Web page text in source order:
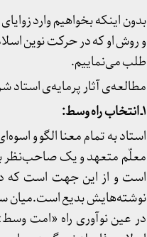
بدون اینکه بخواهیم وارد
و روش او که در حرکت نوین
طلب می‌نماییم.
مطالعه‌ی آثار پرمایه‌ی
۱ـ انتخاب راه وسط:
استاد به تمام معنا الگو و
معلّم متعهد و یک صاحب‌نظر
است و از این جهت است که
نوشته‌هایش بدیع است.میان سنت
در عین نوآوری راه «امت